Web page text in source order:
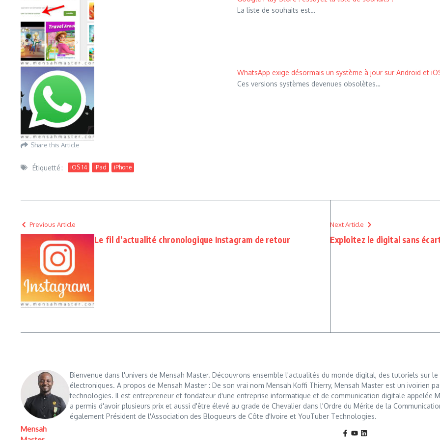
La liste de souhaits est…
WhatsApp exige désormais un système à jour sur Android et
Ces versions systèmes devenues obsolètes…
Share this Article
Étiquetté : iOS 14 iPad iPhone
Previous Article
Le fil d’actualité chronologique Instagram de retour
Next Article
Exploitez le digital sans
Mensah
Bienvenue dans l'univers de Mensah Master. Découvrons ensemble l'actualités du monde digital, des tutoriels sur
électroniques. A propos de Mensah Master : De son vrai nom Mensah Koffi Thierry, Mensah Master est un ivoirien
technologies. Il est entrepreneur et fondateur d'une entreprise informatique et de communication digitale appelée
a permis d'avoir plusieurs prix et aussi d'être élevé au grade de Chevalier dans l'Ordre du Mérite de la
également Président de l'Association des Blogueurs de Côte d'Ivoire et YouTuber Technologies.